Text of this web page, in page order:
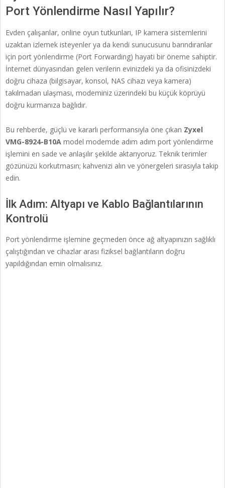
Port Yönlendirme Nasıl Yapılır?
Evden çalışanlar, online oyun tutkunları, IP kamera sistemlerini
uzaktan izlemek isteyenler ya da kendi sunucusunu barındıranlar
için port yönlendirme (Port Forwarding) hayati bir öneme sahiptir.
İnternet dünyasından gelen verilerin evinizdeki ya da ofisinizdeki
doğru cihaza (bilgisayar, konsol, NAS cihazı veya kamera)
takılmadan ulaşması, modeminiz üzerindeki bu küçük köprüyü
doğru kurmanıza bağlıdır.
Bu rehberde, güçlü ve kararlı performansıyla öne çıkan Zyxel
VMG-8924-B10A model modemde adım adım port yönlendirme
işlemini en sade ve anlaşılır şekilde aktarıyoruz. Teknik terimler
gözünüzü korkutmasın; kahvenizi alın ve yönergeleri sırasıyla takip
edin.
İlk Adım: Altyapı ve Kablo Bağlantılarının
Kontrolü
Port yönlendirme işlemine geçmeden önce ağ altyapınızın sağlıklı
çalıştığından ve cihazlar arası fiziksel bağlantıların doğru
yapıldığından emin olmalısınız.